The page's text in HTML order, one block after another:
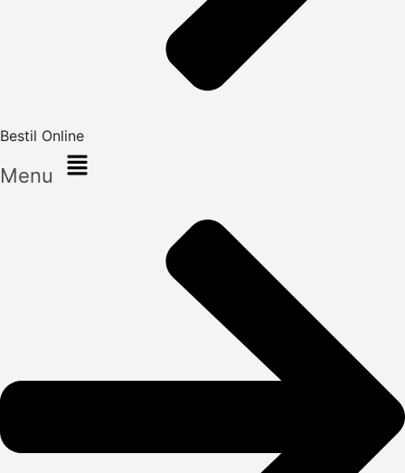
Bestil Online
Menu